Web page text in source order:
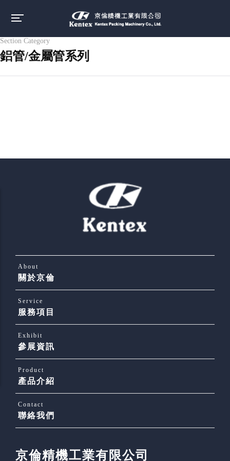
Section Category
鋁管/金屬管系列
About
關於京倫
Service
服務項目
Exhibit
參展資訊
Product
產品介紹
Contact
聯絡我們
京倫精機工業有限公司